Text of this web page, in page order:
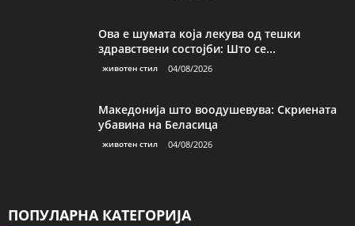
Ова е шумата која лекува од тешки
здравствени состојби: Што се...
животен стил 04/08/2026
Македонија што воодушевува: Скриената
убавина на Беласица
животен стил 04/08/2026
ПОПУЛАРНА КАТЕГОРИЈА